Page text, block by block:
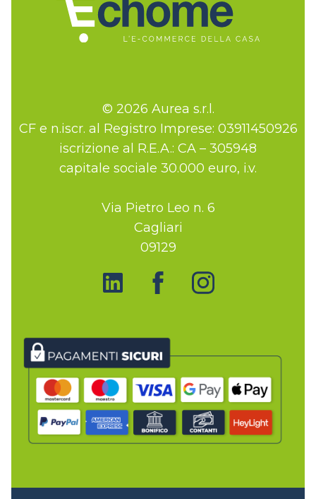
© 2026 Aurea s.r.l.
CF e n.iscr. al Registro Imprese: 03911450926
iscrizione al R.E.A.: CA – 305948
capitale sociale 30.000 euro, i.v.
Via Pietro Leo n. 6
Cagliari
09129